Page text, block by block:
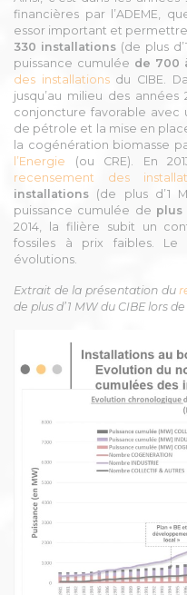
financières par l’ADEME,
essor important et
330 installations (de plus
puissance cumulée de 700
des installations du CIBE.
jusqu’au milieu des
conjoncture favorable avec
de pétrole et la mise en
la cogénération biomasse
l’Energie (ou CRE). En
recensement des
installations (de plus d’1
puissance cumulée de plus
2014, la filière subit un
fossiles à prix faibles. Le
évolutions.
Extrait de la présentation du
de plus d’1 MW du CIBElors de